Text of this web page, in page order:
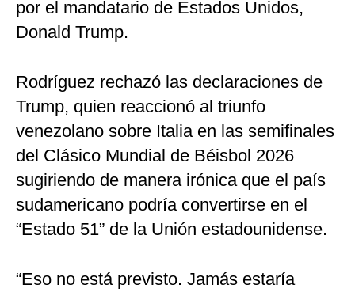
por el mandatario de Estados Unidos,
Donald Trump.
Rodríguez rechazó las declaraciones de
Trump, quien reaccionó al triunfo
venezolano sobre Italia en las semifinales
del Clásico Mundial de Béisbol 2026
sugiriendo de manera irónica que el país
sudamericano podría convertirse en el
“Estado 51” de la Unión estadounidense.
“Eso no está previsto. Jamás estaría